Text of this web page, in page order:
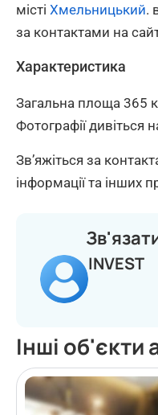
місті Хмельницький.
за контактами на
Характеристика
Загальна площа 365
Фотографії дивіться
Зв’яжіться за
інформації та інших
INVEST
Інші об'єкти